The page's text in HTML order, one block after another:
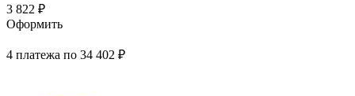
3 822 ₽
Оформить
4 платежа по 34 402 ₽